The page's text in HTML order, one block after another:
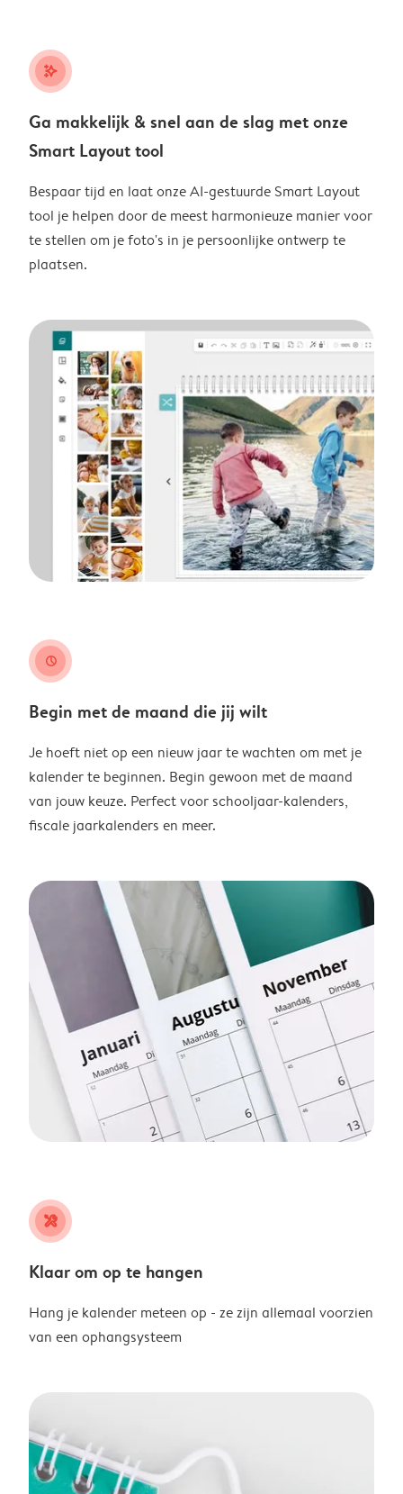
stars_plus
Ga makkelijk & snel aan de slag met onze
Smart Layout tool
Bespaar tijd en laat onze AI-gestuurde Smart Layout
tool je helpen door de meest harmonieuze manier voor
te stellen om je foto's in je persoonlijke ontwerp te
plaatsen.
clock
Begin met de maand die jij wilt
Je hoeft niet op een nieuw jaar te wachten om met je
kalender te beginnen. Begin gewoon met de maand
van jouw keuze. Perfect voor schooljaar-kalenders,
fiscale jaarkalenders en meer.
tools
Klaar om op te hangen
Hang je kalender meteen op - ze zijn allemaal voorzien
van een ophangsysteem